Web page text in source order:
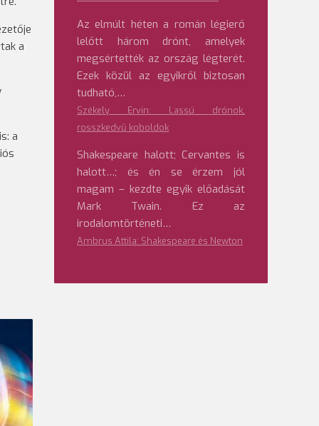
a
a
Az elmúlt héten a román légierő
lelőtt három drónt, amelyek
megsértették az ország légterét.
Ezek közül az egyikről biztosan
tudható,…
Székely Ervin: Lassú drónok,
rosszkedvű koboldok
Shakespeare halott; Cervantes is
halott…; és én se érzem jól
magam – kezdte egyik előadását
Mark Twain. Ez az
irodalomtörténeti…
Ambrus Attila: Shakespeare és Newton